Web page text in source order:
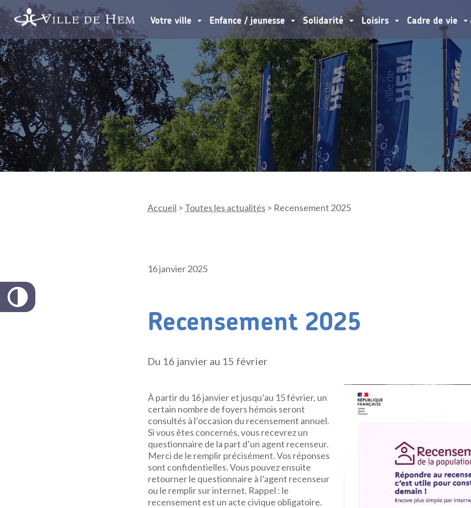
Votre ville Enfance / jeunesse Solidarité Loisirs Cadre de vie
Accueil > Toutes les actualités > Recensement 2025
16 janvier 2025
Recensement 2025
Du 16 janvier au 15 février
À partir du 16 janvier et jusqu’au 15 février, un
certain nombre de foyers hémois seront
consultés à l’occasion du recensement annuel.
Si vous êtes concernés, vous recevrez un
questionnaire de la part d’un agent recenseur.
Merci de le remplir précisément. Vos réponses
sont confidentielles. Vous pouvez ensuite
retourner le questionnaire à l’agent recenseur
ou le remplir sur internet. Rappel : le
recensement est un acte civique obligatoire.